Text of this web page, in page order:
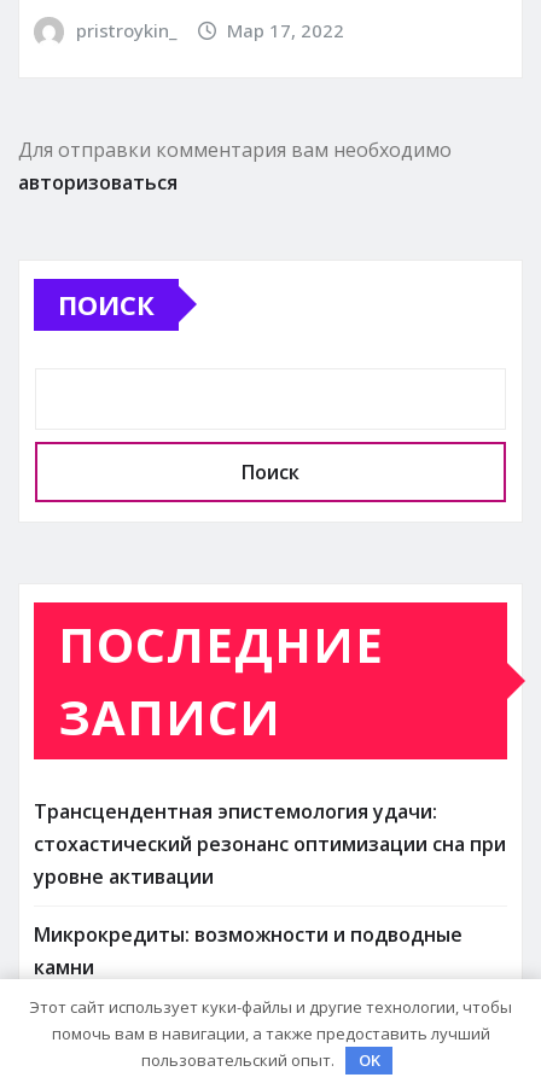
pristroykin_ Мар 17, 2022
Для отправки комментария вам необходимо
авторизоваться
ПОИСК
Поиск
ПОСЛЕДНИЕ
ЗАПИСИ
Трансцендентная эпистемология удачи:
стохастический резонанс оптимизации сна при
уровне активации
Микрокредиты: возможности и подводные
камни
Антипробуксовочные траки: Обзор и
Преимущества
Этот сайт использует куки-файлы и другие технологии, чтобы
помочь вам в навигации, а также предоставить лучший
пользовательский опыт.
OK